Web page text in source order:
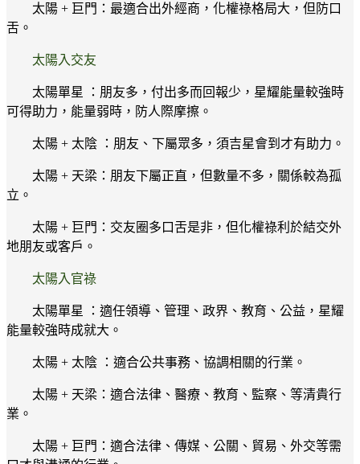
太陽 + 巨門：最適合出外經商，化權祿格局大，但防口
舌。
太陽入交友
太陽單星 ：朋友多，付出多而回報少，星耀能量較強時
可得助力，能量弱時，防人際摩擦。
太陽 + 太陰 ：朋友、下屬眾多，須吉星會到才有助力。
太陽 + 天梁：朋友下屬正直，但數量不多，關係較為孤
立。
太陽 + 巨門：交友圈多口舌是非，但化權祿利於結交外
地朋友或客戶。
太陽入官祿
太陽單星 ：適任領導、管理、政界、教育、公益，星耀
能量較強時成就大。
太陽 + 太陰 ：適合公共事務、協調相關的行業。
太陽 + 天梁：適合法律、醫療、教育、監察、等清貴行
業。
太陽 + 巨門：適合法律、傳媒、公關、貿易、外交等需